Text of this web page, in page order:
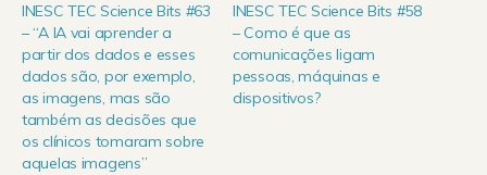
INESC TEC Science Bits #63
– “A IA vai aprender a
partir dos dados e esses
dados são, por exemplo,
as imagens, mas são
também as decisões que
os clínicos tomaram sobre
aquelas imagens”
INESC TEC Science Bits #58
– Como é que as
comunicações ligam
pessoas, máquinas e
dispositivos?